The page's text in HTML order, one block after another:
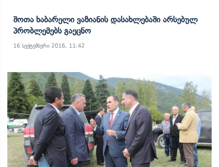
Შოთა Ხაბარელი Ვაზიანის Დასახლებაში Არსებულ
Პრობლემებს Გაეცნო
16 სექტემბერი 2016, 11:42